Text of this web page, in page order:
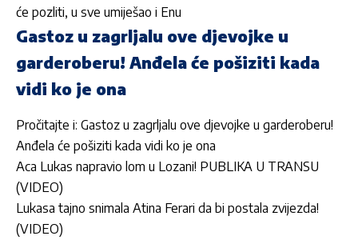
će pozliti, u sve umiješao i Enu
Gastoz u zagrljalu ove djevojke u
garderoberu! Anđela će pošiziti kada
vidi ko je ona
Pročitajte i: Gastoz u zagrljalu ove djevojke u garderoberu!
Anđela će pošiziti kada vidi ko je ona
Aca Lukas napravio lom u Lozani! PUBLIKA U TRANSU
(VIDEO)
Lukasa tajno snimala Atina Ferari da bi postala zvijezda!
(VIDEO)